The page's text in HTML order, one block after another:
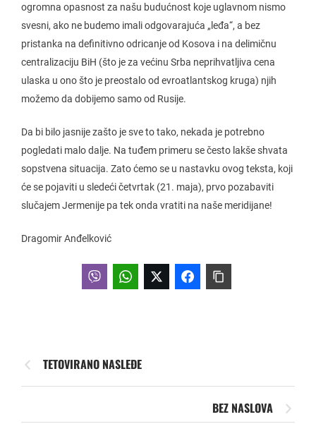
ogromna opasnost za našu budućnost koje uglavnom nismo
svesni, ako ne budemo imali odgovarajuća „leđa“, a bez
pristanka na definitivno odricanje od Kosova i na delimičnu
centralizaciju BiH (što je za većinu Srba neprihvatljiva cena
ulaska u ono što je preostalo od evroatlantskog kruga) njih
možemo da dobijemo samo od Rusije.
Da bi bilo jasnije zašto je sve to tako, nekada je potrebno
pogledati malo dalje. Na tuđem primeru se često lakše shvata
sopstvena situacija. Zato ćemo se u nastavku ovog teksta, koji
će se pojaviti u sledeći četvrtak (21. maja), prvo pozabaviti
slučajem Jermenije pa tek onda vratiti na naše meridijane!
Dragomir Anđelković
TETOVIRANO NASLEĐE
BEZ NASLOVA